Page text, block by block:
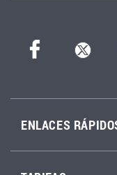
ENLACES